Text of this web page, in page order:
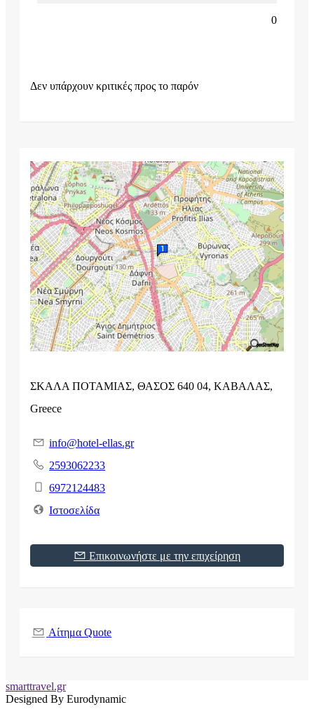
0
Δεν υπάρχουν κριτικές προς το παρόν
ΣΚΑΛΑ ΠΟΤΑΜΙΑΣ, ΘΑΣΟΣ 640 04, ΚΑΒΑΛΑΣ,
Greece
info@hotel-ellas.gr
2593062233
6972124483
Ιστοσελίδα
Επικοινωνήστε με την επιχείρηση
Αίτημα Quote
smarttravel.gr
Designed By Eurodynamic